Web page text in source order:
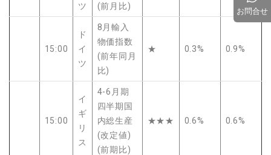
ツ
(前月比)
15:00
ド
イ
ツ
8月輸入
物価指数
(前年同月
比)
★ 0.3% 0.9%
15:00
イ
ギ
リ
ス
4-6月期
四半期国
内総生産
(改定値)
(前期比)
★★★ 0.6% 0.6%
お問合せ